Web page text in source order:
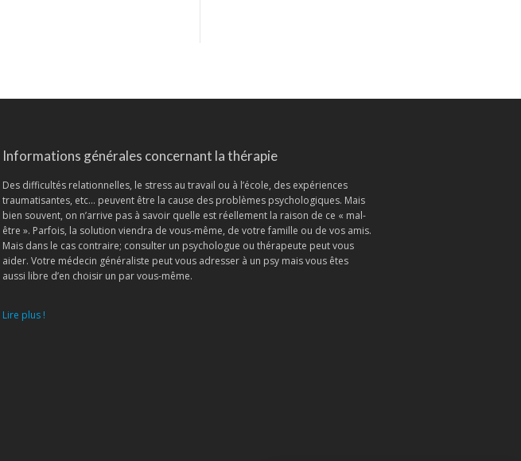
Informations générales concernant la thérapie
Des difficultés relationnelles, le stress au travail ou à l’école, des expériences
traumatisantes, etc… peuvent être la cause des problèmes psychologiques. Mais
bien souvent, on n’arrive pas à savoir quelle est réellement la raison de ce « mal-
être ». Parfois, la solution viendra de vous-même, de votre famille ou de vos amis.
Mais dans le cas contraire; consulter un psychologue ou thérapeute peut vous
aider. Votre médecin généraliste peut vous adresser à un psy mais vous êtes
aussi libre d’en choisir un par vous-même.
Lire plus !